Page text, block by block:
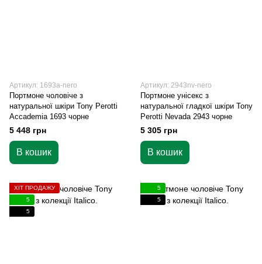
Артикул: 1693a-nero
Портмоне чоловіче з
натуральної шкіри Tony Perotti
Accademia 1693 чорне
5 448 грн
В кошик
Артикул: 2943nv-nero
Портмоне унісекс з
натуральної гладкої шкіри Tony
Perotti Nevada 2943 чорне
5 305 грн
В кошик
ХІТ ПРОДАЖУ
5
5
5
5